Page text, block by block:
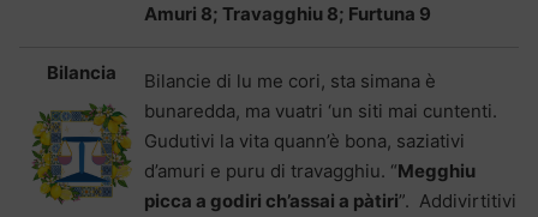
Amuri 8; Travagghiu 8; Furtuna 9
Bilancia
Bilancie di lu me cori, sta simana è
bunaredda, ma vuatri ‘un siti mai cuntenti.
Gudutivi la vita quann’è bona, saziativi
d’amuri e puru di travagghiu. “Megghiu
picca a godiri ch’assai a pàtiri”. Addivirtitivi